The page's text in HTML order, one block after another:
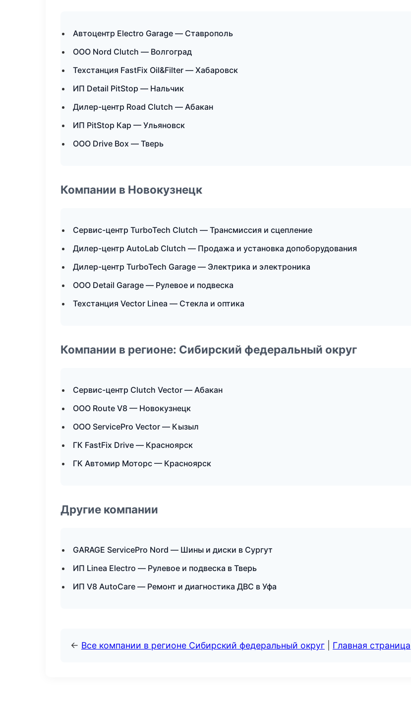
Автоцентр Electro Garage — Ставрополь
ООО Nord Clutch — Волгоград
Техстанция FastFix Oil&Filter — Хабаровск
ИП Detail PitStop — Нальчик
Дилер-центр Road Clutch — Абакан
ИП PitStop Кар — Ульяновск
ООО Drive Box — Тверь
Компании в Новокузнецк
Сервис-центр TurboTech Clutch — Трансмиссия и сцепление
Дилер-центр AutoLab Clutch — Продажа и установка допоборудования
Дилер-центр TurboTech Garage — Электрика и электроника
ООО Detail Garage — Рулевое и подвеска
Техстанция Vector Linea — Стекла и оптика
Компании в регионе: Сибирский федеральный округ
Сервис-центр Clutch Vector — Абакан
ООО Route V8 — Новокузнецк
ООО ServicePro Vector — Кызыл
ГК FastFix Drive — Красноярск
ГК Автомир Моторс — Красноярск
Другие компании
GARAGE ServicePro Nord — Шины и диски в Сургут
ИП Linea Electro — Рулевое и подвеска в Тверь
ИП V8 AutoCare — Ремонт и диагностика ДВС в Уфа
← Все компании в регионе Сибирский федеральный округ Главная страница